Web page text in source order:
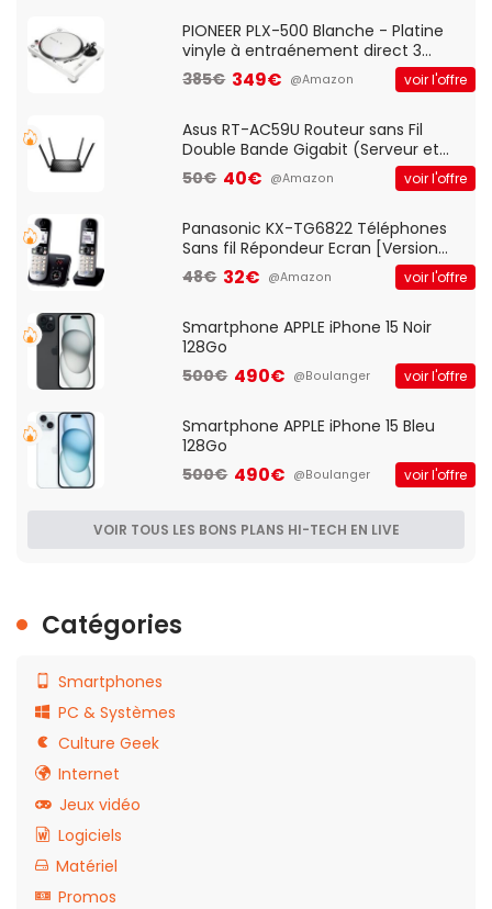
QWERTY UK - Noir
PIONEER PLX-500 Blanche - Platine
vinyle à entraénement direct 3
vitesses (33-45-78 trs/min) avec
pre-ampli intégré et port USB
385€ 349€ @Amazon voir l'offre
Asus RT-AC59U Routeur sans Fil
Double Bande Gigabit (Serveur et
Client VPN, Triple Vlan, Mode Point
d'accès et Bridge, contrôle Parental,
50€ 40€ @Amazon voir l'offre
Panasonic KX-TG6822 Téléphones
Sans fil Répondeur Ecran [Version
Française]
48€ 32€ @Amazon voir l'offre
Smartphone APPLE iPhone 15 Noir
128Go
500€ 490€ @Boulanger voir l'offre
Smartphone APPLE iPhone 15 Bleu
128Go
500€ 490€ @Boulanger voir l'offre
VOIR TOUS LES BONS PLANS HI-TECH EN LIVE
Catégories
Smartphones
PC & Systèmes
Culture Geek
Internet
Jeux vidéo
Logiciels
Matériel
Promos